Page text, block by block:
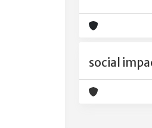
social